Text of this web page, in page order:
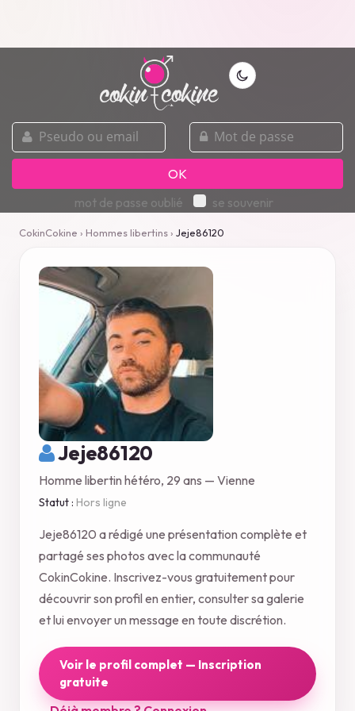
pseudo
ou
email
mot
de
passe
OK
mot de passe oublié
se souvenir
CokinCokine › Hommes libertins› Jeje86120
Jeje86120
Homme libertin hétéro, 29 ans — Vienne
Statut : Hors ligne
Jeje86120 a rédigé une présentation complète et
partagé ses photos avec la communauté
CokinCokine. Inscrivez-vous gratuitement pour
découvrir son profil en entier, consulter sa galerie
et lui envoyer un message en toute discrétion.
Voir le profil complet — Inscription
gratuite